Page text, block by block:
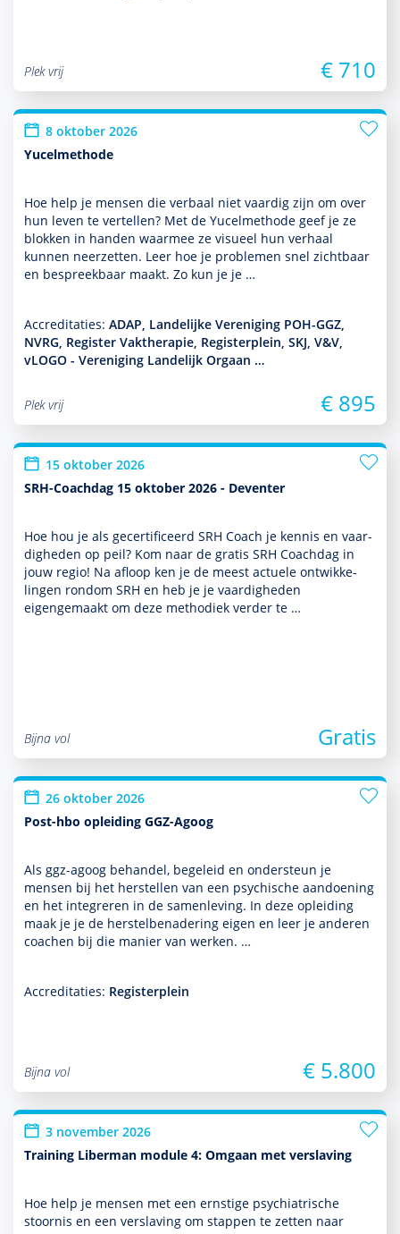
Plek vrij € 710
8 oktober 2026
Yucelmethode
Hoe help je mensen die verbaal niet vaardig zijn om over
hun leven te vertellen? Met de Yucelmethode geef je ze
blokken in handen waarmee ze visueel hun verhaal
kunnen neerzetten. Leer hoe je pro­ble­men snel zichtbaar
en bespreekbaar maakt. Zo kun je je …
Accreditaties: ADAP, Landelijke Vereniging POH-GGZ,
NVRG, Register Vaktherapie, Registerplein, SKJ, V&V,
vLOGO - Vereniging Landelijk Orgaan …
Plek vrij € 895
15 oktober 2026
SRH-Coachdag 15 oktober 2026 - Deventer
Hoe hou je als gecer­tifi­ceerd SRH Coach je kennis en vaar­
dig­heden op peil? Kom naar de gratis SRH Coachdag in
jouw regio! Na afloop ken je de meest actuele ont­wikke­
lingen ron­dom SRH en heb je je vaar­dig­heden
eigengemaakt om deze metho­diek verder te …
Bijna vol Gratis
26 oktober 2026
Post-hbo opleiding GGZ-Agoog
Als ggz-agoog behan­del, bege­leid en onder­steun je
mensen bij het herstellen van een psychische aandoening
en het integreren in de samen­leving. In deze opleiding
maak je je de herstelbenade­ring eigen en leer je anderen
coachen bij die manier van werken. …
Accreditaties: Registerplein
Bijna vol € 5.800
3 november 2026
Training Liberman module 4: Omgaan met verslaving
Hoe help je mensen met een ernstige psychia­trische
stoor­nis en een ver­sla­ving om stappen te zetten naar